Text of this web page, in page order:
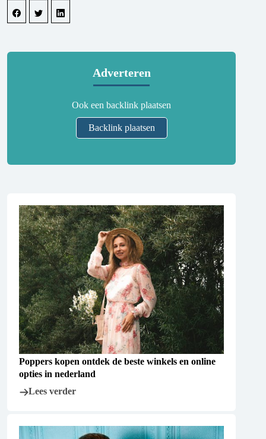
Adverteren
Ook een backlink plaatsen
Backlink plaatsen
Poppers kopen ontdek de beste winkels en online
opties in nederland
Lees verder